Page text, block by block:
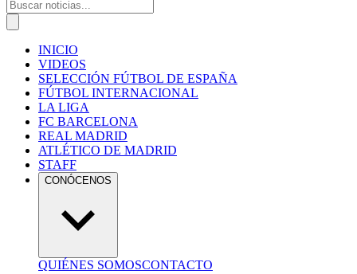
INICIO
VIDEOS
SELECCIÓN FÚTBOL DE ESPAÑA
FÚTBOL INTERNACIONAL
LA LIGA
FC BARCELONA
REAL MADRID
ATLÉTICO DE MADRID
STAFF
CONÓCENOS
QUIÉNES SOMOSCONTACTO